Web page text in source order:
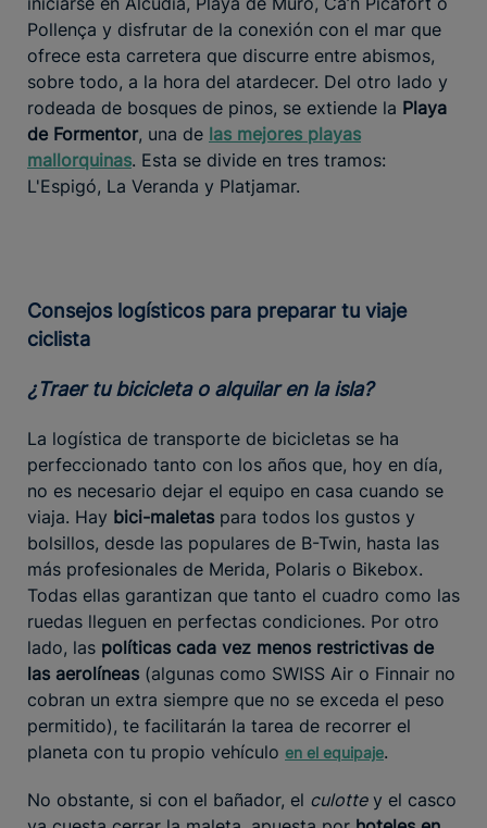
Pollença y disfrutar de la conexión con el mar que
ofrece esta carretera que discurre entre abismos,
sobre todo, a la hora del atardecer. Del otro lado y
rodeada de bosques de pinos, se extiende la Playa
de Formentor, una de las mejores playas
mallorquinas. Esta se divide en tres tramos:
L'Espigó, La Veranda y Platjamar.
Consejos logísticos para preparar tu viaje
ciclista
¿Traer tu bicicleta o alquilar en la isla?
La logística de transporte de bicicletas se ha
perfeccionado tanto con los años que, hoy en día,
no es necesario dejar el equipo en casa cuando se
viaja. Hay bici-maletas para todos los gustos y
bolsillos, desde las populares de B-Twin, hasta las
más profesionales de Merida, Polaris o Bikebox.
Todas ellas garantizan que tanto el cuadro como las
ruedas lleguen en perfectas condiciones. Por otro
lado, las políticas cada vez menos restrictivas de
las aerolíneas (algunas como SWISS Air o Finnair no
cobran un extra siempre que no se exceda el peso
permitido), te facilitarán la tarea de recorrer el
planeta con tu propio vehículo en el equipaje.
No obstante, si con el bañador, el culottey el casco